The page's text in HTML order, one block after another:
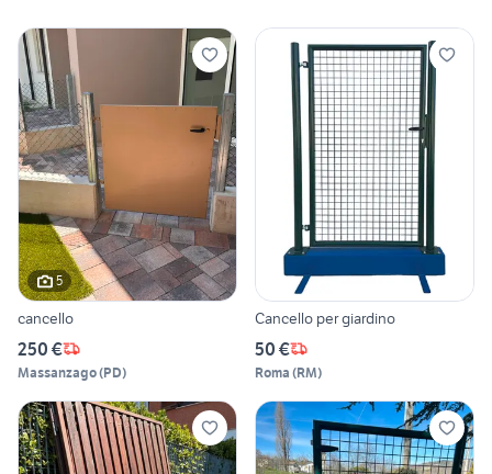
5
cancello
250 €
Massanzago(PD)
Cancello per giardino
50 €
Roma (RM)